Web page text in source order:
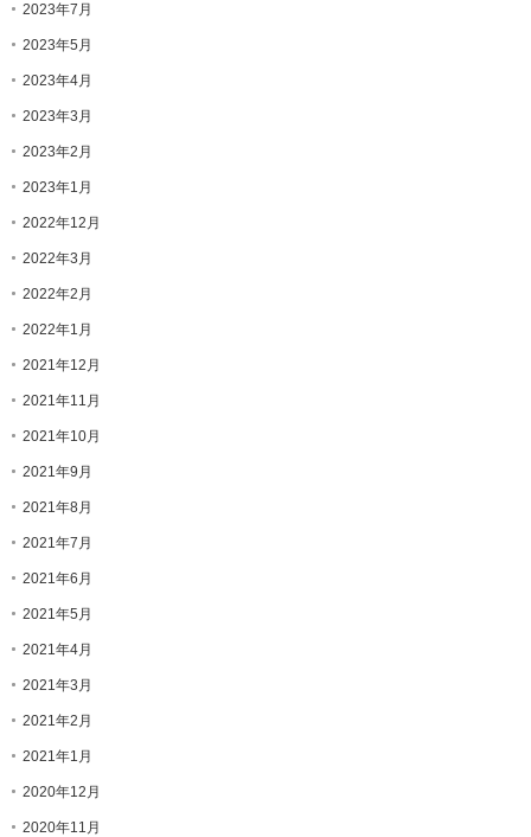
2023年7月
2023年5月
2023年4月
2023年3月
2023年2月
2023年1月
2022年12月
2022年3月
2022年2月
2022年1月
2021年12月
2021年11月
2021年10月
2021年9月
2021年8月
2021年7月
2021年6月
2021年5月
2021年4月
2021年3月
2021年2月
2021年1月
2020年12月
2020年11月